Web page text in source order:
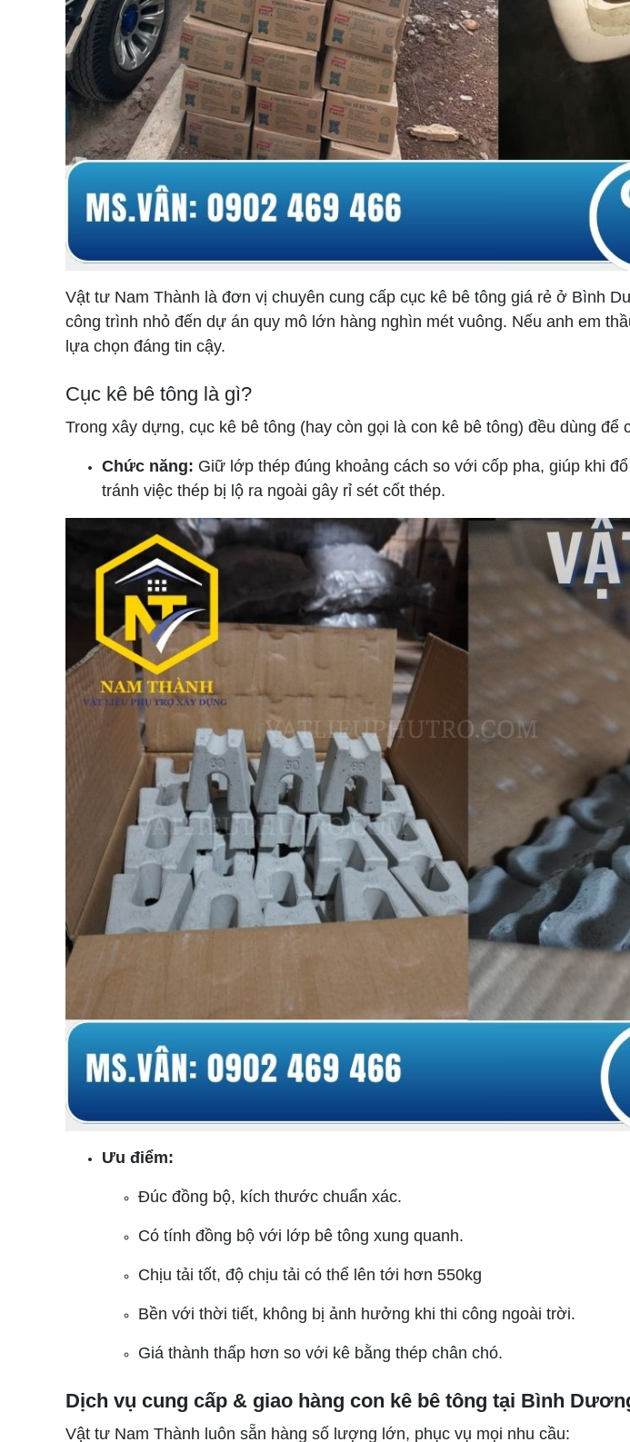
Vật tư Nam Thành là đơn vị chuyên cung cấp cục kê bê tông giá rẻ ở Bình
công trình nhỏ đến dự án quy mô lớn hàng nghìn mét vuông. Nếu anh em
lựa chọn đáng tin cậy.
Cục kê bê tông là gì?
Trong xây dựng, cục kê bê tông (hay còn gọi là con kê bê tông) đều dùng để
Chức năng: Giữ lớp thép đúng khoảng cách so với cốp pha, giúp khi
tránh việc thép bị lộ ra ngoài gây rỉ sét cốt thép.
Ưu điểm:
Đúc đồng bộ, kích thước chuẩn xác.
Có tính đồng bộ với lớp bê tông xung quanh.
Chịu tải tốt, độ chịu tải có thể lên tới hơn 550kg
Bền với thời tiết, không bị ảnh hưởng khi thi công ngoài trời.
Giá thành thấp hơn so với kê bằng thép chân chó.
Dịch vụ cung cấp & giao hàng con kê bê tông tại Bình
Vật tư Nam Thành luôn sẵn hàng số lượng lớn, phục vụ mọi nhu cầu: